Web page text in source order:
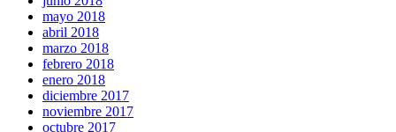
mayo 2018
abril 2018
marzo 2018
febrero 2018
enero 2018
diciembre 2017
noviembre 2017
octubre 2017